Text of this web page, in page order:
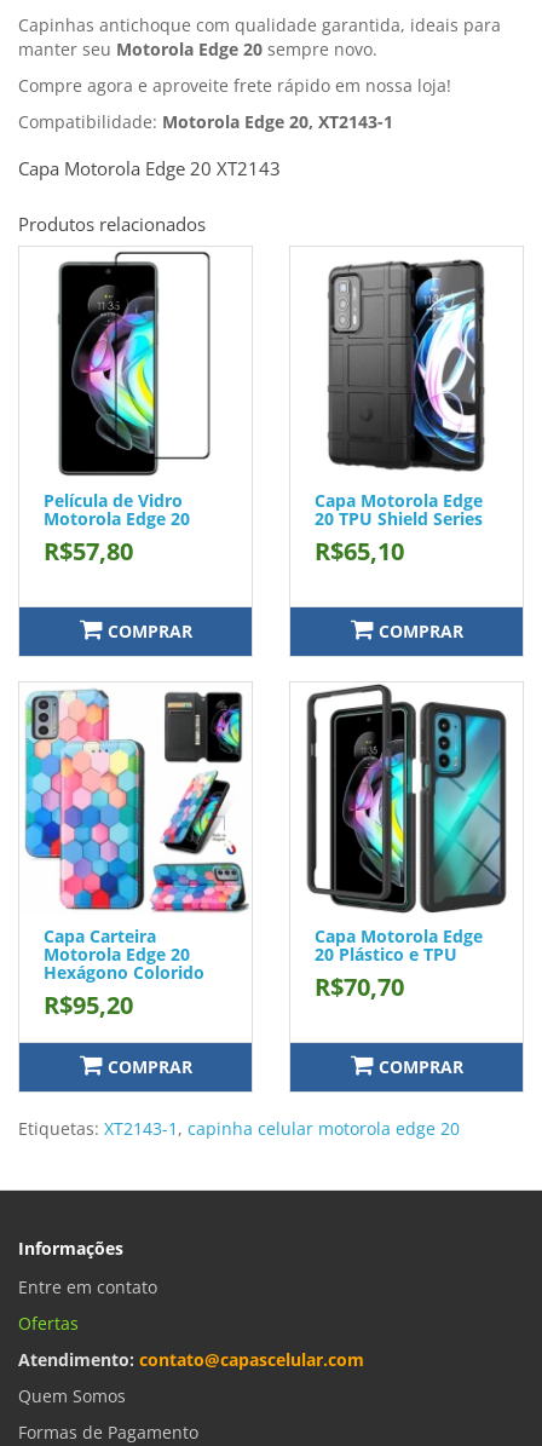
Capinhas antichoque com qualidade garantida, ideais para
manter seu Motorola Edge 20 sempre novo.
Compre agora e aproveite frete rápido em nossa loja!
Compatibilidade: Motorola Edge 20, XT2143-1
Capa Motorola Edge 20 XT2143
Produtos relacionados
Película de Vidro
Motorola Edge 20
R$57,80
COMPRAR
Capa Motorola Edge
20 TPU Shield Series
R$65,10
COMPRAR
Capa Carteira
Motorola Edge 20
Hexágono Colorido
R$95,20
COMPRAR
Capa Motorola Edge
20 Plástico e TPU
R$70,70
COMPRAR
Etiquetas: XT2143-1 , capinha celular motorola edge 20
Informações
Entre em contato
Ofertas
Atendimento: contato@capascelular.com
Quem Somos
Formas de Pagamento